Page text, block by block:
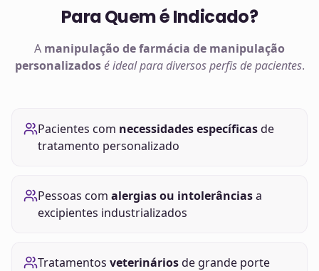
Para Quem é Indicado?
A manipulação defarmácia de manipulação
personalizados é ideal para diversos perfis de pacientes.
Pacientes com necessidades específicasde
tratamento personalizado
Pessoas com alergias ou intolerânciasa
excipientes industrializados
Tratamentos veterináriosde grande porte